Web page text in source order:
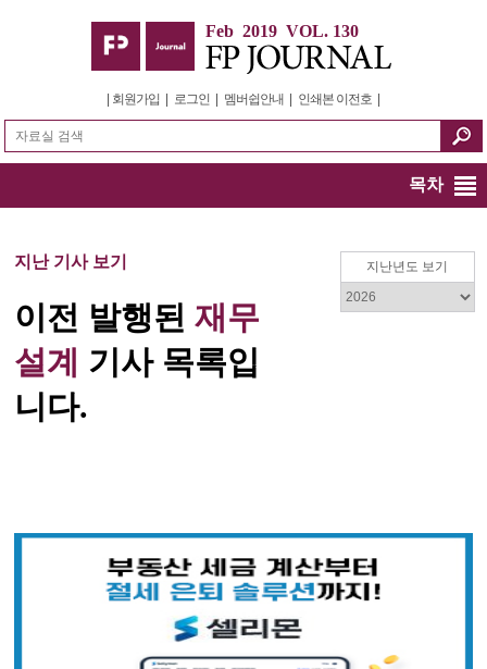
Feb 2019 VOL. 130
회원가입 로그인 멤버쉽안내 인쇄본 이전호
목차
지난 기사 보기
이전 발행된재무
설계 기사 목록입
니다.
지난년도 보기